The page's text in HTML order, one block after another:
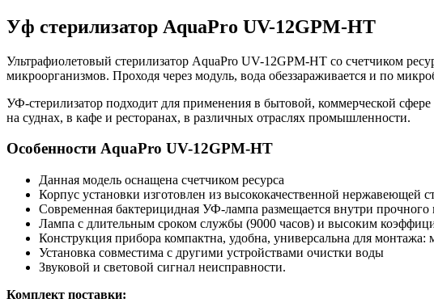
Уф стерилизатор AquaPro UV-12GPM-HT
Ультрафиолетовый стерилизатор AquaPro UV-12GPM-HT со счетчиком
микроорганизмов. Проходя через модуль, вода обеззараживается и по
УФ-стерилизатор подходит для применения в бытовой, коммерческой
на суднах, в кафе и ресторанах, в различных отраслях промышленности.
Особенности AquaPro UV-12GPM-HT
Данная модель оснащена счетчиком ресурса
Корпус установки изготовлен из высококачественной
Современная бактерицидная УФ-лампа размещается внутри прочного
Лампа с длительным сроком службы (9000 часов) и высоким
Конструкция прибора компактна, удобна, универсальна для
Установка совместима с другими устройствами очистки воды
Звуковой и световой сигнал неисправности.
Комплект поставки: